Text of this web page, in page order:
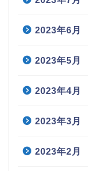
2023年6月
2023年5月
2023年4月
2023年3月
2023年2月